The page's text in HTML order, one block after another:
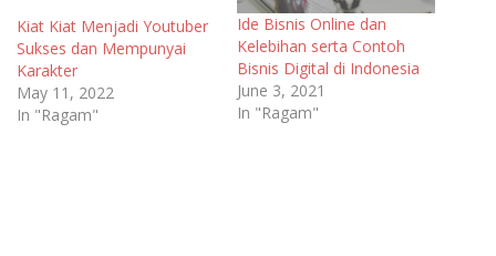
Kiat Kiat Menjadi Youtuber
Sukses dan Mempunyai
Karakter
May 11, 2022
In "Ragam"
Ide Bisnis Online dan
Kelebihan serta Contoh
Bisnis Digital di Indonesia
June 3, 2021
In "Ragam"